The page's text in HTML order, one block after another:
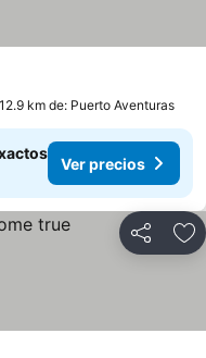
km de: Puerto Aventuras
Ver precios
Compartir